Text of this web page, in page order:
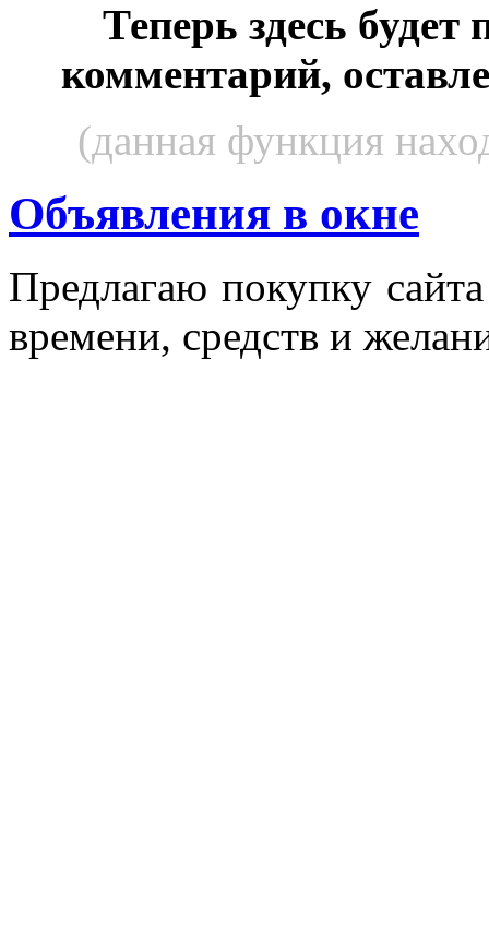
Теперь здесь будет
комментарий,
(данная функция
Объявления в окне
Пред­ла­гаю по­куп­ку
вре­мени, средств и